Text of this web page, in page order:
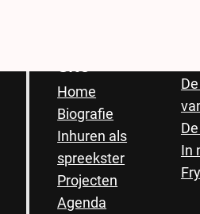
Site
Home
Biografie
Inhuren als
spreekster
Projecten
Agenda
In